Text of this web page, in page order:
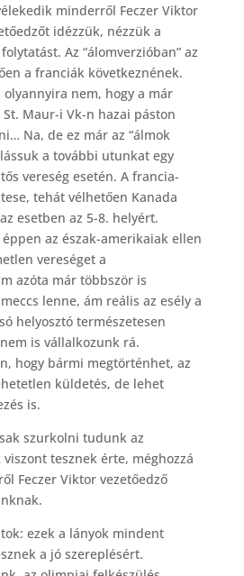
minderről Feczer Viktor
idézzük, nézzük a
Az “álomverzióban” az
a franciák következnének.
nem, hogy a már
Maur-i Vk-n hazai páston
Na, de ez már az “álmok
a további utunkat egy
vereség esetén. A francia-
tehát vélhetően Kanada
esetben az 5-8. helyért.
az észak-amerikaiak ellen
vereséget a
azóta már többször is
lenne, ám reális az esély a
helyosztó természetesen
is vállalkozunk rá.
hogy bármi megtörténhet, az
küldetés, de lehet
is.
szurkolni tudunk az
tesznek érte, méghozzá
Feczer Viktor vezetőedző
ezek a lányok mindent
a jó szereplésért.